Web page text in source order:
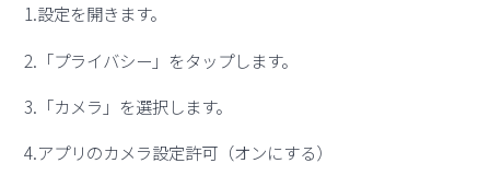
1.設定を開きます。
2.「プライバシー」をタップします。
3.「カメラ」を選択します。
4.アプリのカメラ設定許可（オンにする）